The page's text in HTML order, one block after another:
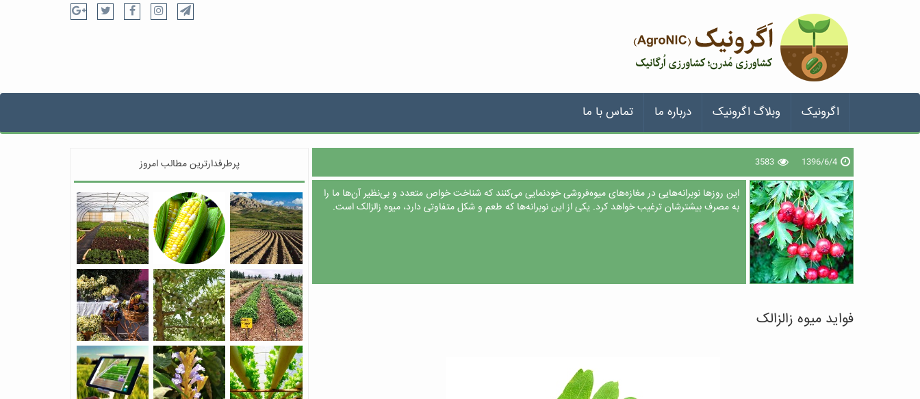
اگرونیک وبلاگ اگرونیک درباره ما تماس با ما
1396/6/4
3583
این روز‌ها نوبرانه‌‌هایی در مغازه‌‌های میوه‌‌فروشی خودنمایی می‌کنند که شناخت خواص متعدد و بی‌‌نظیر آن‌‌ها ما را
به مصرف بیشترشان ترغیب خواهد کرد. یکی از این نوبرانه‌‌ها که طعم و شکل متفاوتی دارد، میوه زالزالک است.
فواید میوه زالزالک
پرطرفدارترین مطالب امروز